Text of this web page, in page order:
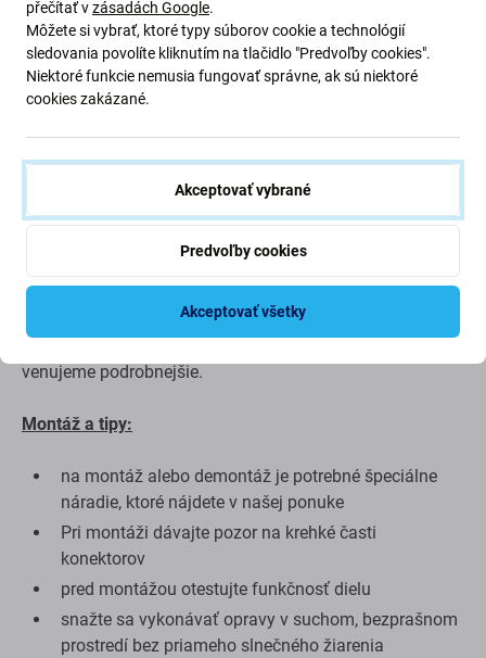
Ak tlačidlo na vašom zariadení Apple iPhone 6S
nefunguje, toto je diel, ktorý potrebujete, aby vaše
zariadenie opäť fungovalo bez poškodenia.
Kvalita náhradných dielov
Kvalita: Aftermarket– Náhradný diel predávaný ako
Aftermarket je vyrobený podľa rovnakých noriem,
špecifikácií a materiálov ako originál. Ide o kópiu
(v zriedkavých prípadoch) mať minimálne odchýlky vo
funkčnosti, kvalite alebo vzhľade. Ak sa chcete dozvedieť
venujeme podrobnejšie.
Montáž a tipy:
na montáž alebo demontáž je potrebné špeciálne
náradie, ktoré nájdete v našej ponuke
Pri montáži dávajte pozor na krehké časti
konektorov
pred montážou otestujte funkčnosť dielu
snažte sa vykonávať opravy v suchom, bezprašnom
prostredí bez priameho slnečného žiarenia
přečítať vzásadách Google.
Môžete si vybrať, ktoré typy súborov cookie a technológií
sledovania povolíte kliknutím na tlačidlo "Predvoľby cookies".
Niektoré funkcie nemusia fungovať správne, ak sú niektoré
cookies zakázané.
Akceptovať vybrané
Predvoľby cookies
Akceptovať všetky